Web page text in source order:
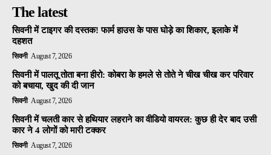
The latest
सिवनी में टाइगर की दस्तक! फार्म हाउस के पास घोड़े का शिकार, इलाके में
दहशत
सिवनी August 7, 2026
सिवनी में पालतू तोता बना हीरो: कोबरा के हमले से तोते ने चीख चीख कर परिवार
को बचाया, खुद की दी जान
सिवनी August 7, 2026
सिवनी में चलती कार से हथियार लहराने का वीडियो वायरल: कुछ ही देर बाद उसी
कार ने 4 लोगों को मारी टक्कर
सिवनी August 7, 2026